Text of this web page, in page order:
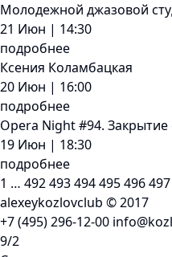
Молодежной джазовой
21 Июн | 14:30
подробнее
Ксения Коламбацкая
20 Июн | 16:00
подробнее
Opera Night #94. Закрытие
19 Июн | 18:30
подробнее
1 … 492493494495496497
alexeykozlovclub © 2017
+7 (495) 296-12-00
9/2